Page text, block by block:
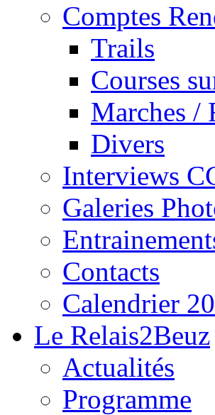
Comptes
Trails
Courses
Marches /
Divers
Interviews
Galeries
Contacts
Calendrier
Le Relais2Beuz
Actualités
Programme